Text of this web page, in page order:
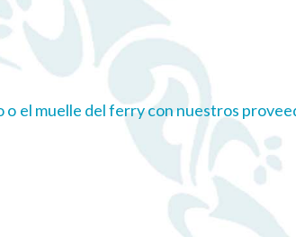
el muelle del ferry con nuestros